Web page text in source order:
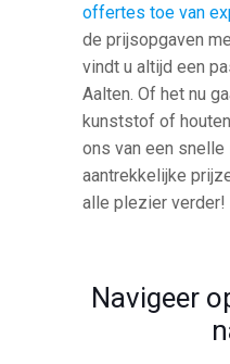
offertes toe van
de prijsopgaven
vindt u altijd een
Aalten. Of het nu
kunststof of
ons van een
aantrekkelijke
alle plezier verder!
Navigeer